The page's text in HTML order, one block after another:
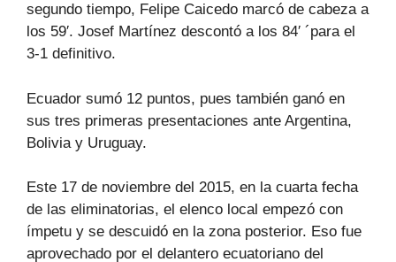
segundo tiempo, Felipe Caicedo marcó de cabeza a
los 59′. Josef Martínez descontó a los 84′ ´para el
3-1 definitivo.
Ecuador sumó 12 puntos, pues también ganó en
sus tres primeras presentaciones ante Argentina,
Bolivia y Uruguay.
Este 17 de noviembre del 2015, en la cuarta fecha
de las eliminatorias, el elenco local empezó con
ímpetu y se descuidó en la zona posterior. Eso fue
aprovechado por el delantero ecuatoriano del